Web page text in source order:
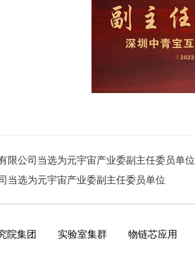
限公司当选为元宇宙产业委副主任委员单位
当选为元宇宙产业委副主任委员单位
院集团 实验室集群 物链芯应用